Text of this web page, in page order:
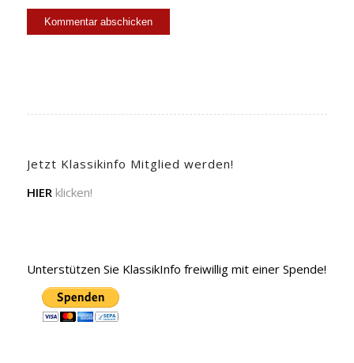
Jetzt Klassikinfo Mitglied werden!
HIERklicken!
Unterstützen Sie KlassikInfo freiwillig mit einer Spende!